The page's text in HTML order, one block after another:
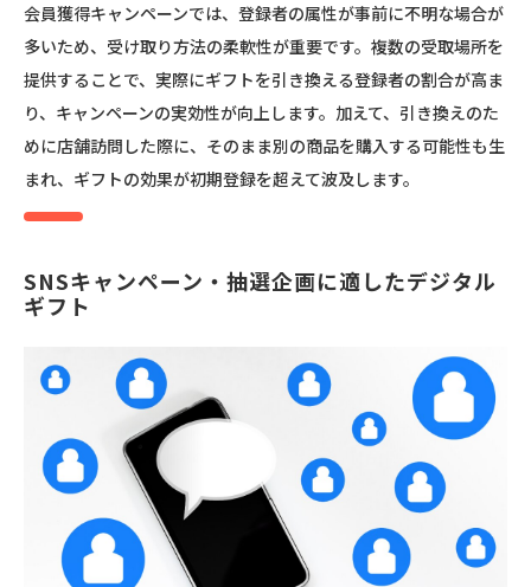
会員獲得キャンペーンでは、登録者の属性が事前に不明な場合が
多いため、受け取り方法の柔軟性が重要です。複数の受取場所を
提供することで、実際にギフトを引き換える登録者の割合が高ま
り、キャンペーンの実効性が向上します。加えて、引き換えのた
めに店舗訪問した際に、そのまま別の商品を購入する可能性も生
まれ、ギフトの効果が初期登録を超えて波及します。
SNSキャンペーン・抽選企画に適したデジタル
ギフト